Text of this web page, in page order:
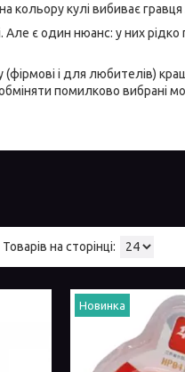
кольору кулі вибиває
Але є один нюанс: у них
і для любителів)
помилково вибрані
Новинка